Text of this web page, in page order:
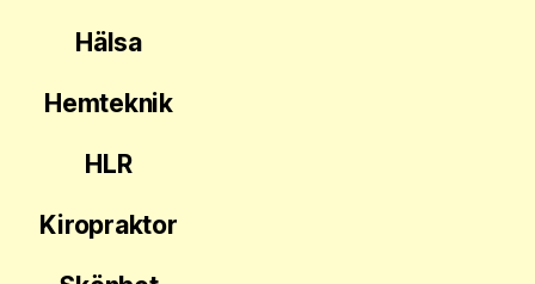
Hälsa
Hemteknik
HLR
Kiropraktor